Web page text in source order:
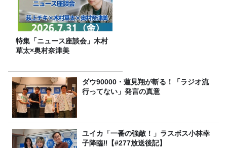
特集「ニュース座談会」木村
草太×奥村奈津美
ダウ90000・蓮見翔が斬る！「ラジオ流
行ってない」発言の真意
ユイカ「一番の強敵！」ラスボス小林幸
子降臨‼【#277放送後記】